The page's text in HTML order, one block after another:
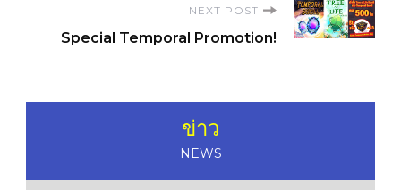
NEXT POST
Special Temporal Promotion!
ข่าว
NEWS